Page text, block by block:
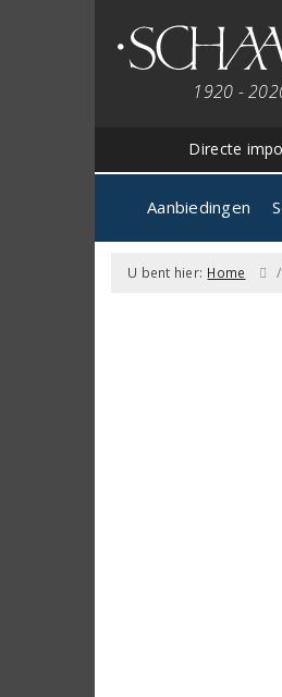
1920 -
Directe
Aanbiedingen
U bent hier: Home